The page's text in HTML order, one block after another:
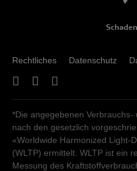
Rechtliches Datenschutz
*Die angegebenen
nach den gesetzlich
«Worldwide Harmonized Light-
(WLTP) ermittelt. WLTP ist ein
Messung des